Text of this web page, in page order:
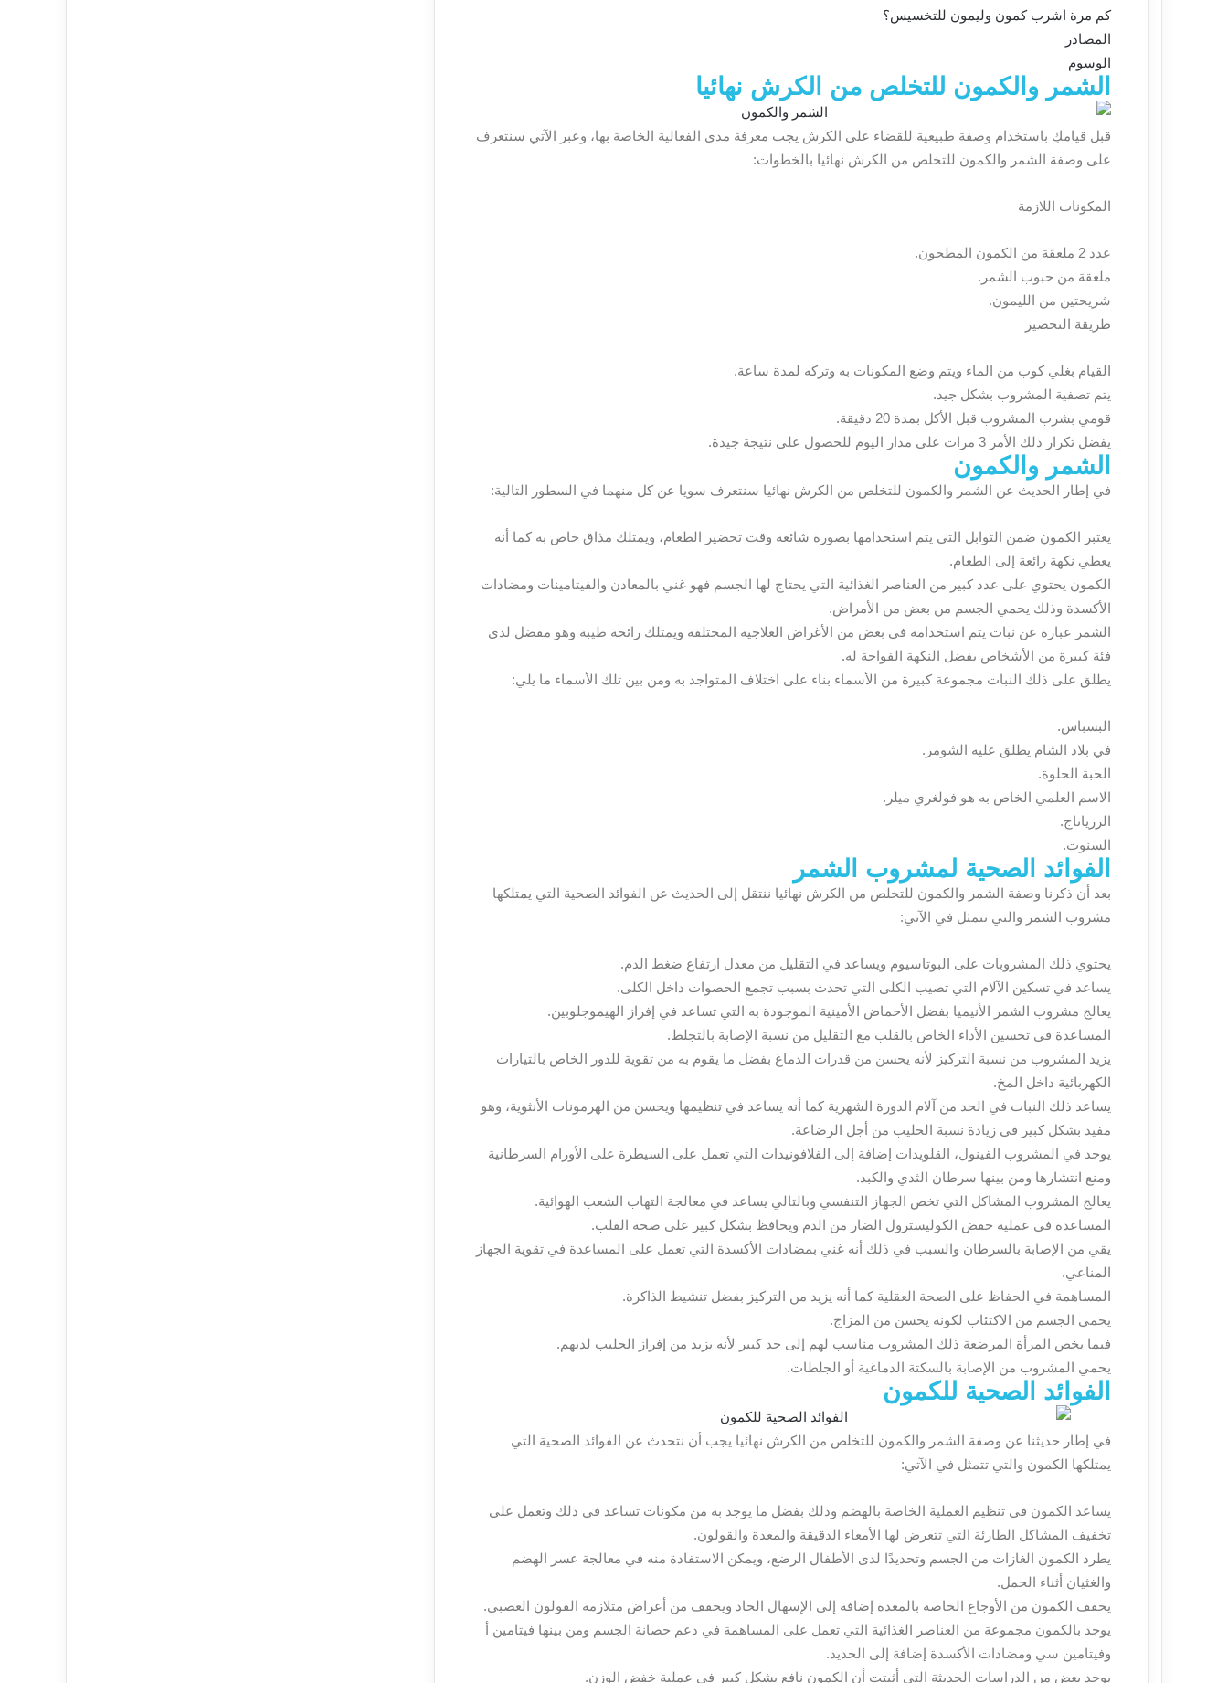
كم مرة اشرب كمون وليمون للتخسيس؟
المصادر
الوسوم
الشمر والكمون للتخلص من الكرش نهائيا
قبل قيامكِ باستخدام وصفة طبيعية للقضاء على الكرش يجب معرفة مدى الفعالية الخاصة بها، وعبر الآتي سنتعرف
على وصفة الشمر والكمون للتخلص من الكرش نهائيا بالخطوات:
المكونات اللازمة
عدد 2 ملعقة من الكمون المطحون.
ملعقة من حبوب الشمر.
شريحتين من الليمون.
طريقة التحضير
القيام بغلي كوب من الماء ويتم وضع المكونات به وتركه لمدة ساعة.
يتم تصفية المشروب بشكل جيد.
قومي بشرب المشروب قبل الأكل بمدة 20 دقيقة.
يفضل تكرار ذلك الأمر 3 مرات على مدار اليوم للحصول على نتيجة جيدة.
الشمر والكمون
في إطار الحديث عن الشمر والكمون للتخلص من الكرش نهائيا سنتعرف سويا عن كل منهما في السطور التالية:
يعتبر الكمون ضمن التوابل التي يتم استخدامها بصورة شائعة وقت تحضير الطعام، ويمتلك مذاق خاص به كما أنه
يعطي نكهة رائعة إلى الطعام.
الكمون يحتوي على عدد كبير من العناصر الغذائية التي يحتاج لها الجسم فهو غني بالمعادن والفيتامينات ومضادات
الأكسدة وذلك يحمي الجسم من بعض من الأمراض.
الشمر عبارة عن نبات يتم استخدامه في بعض من الأغراض العلاجية المختلفة ويمتلك رائحة طيبة وهو مفضل لدى
فئة كبيرة من الأشخاص بفضل النكهة الفواحة له.
يطلق على ذلك النبات مجموعة كبيرة من الأسماء بناء على اختلاف المتواجد به ومن بين تلك الأسماء ما يلي:
البسباس.
في بلاد الشام يطلق عليه الشومر.
الحبة الحلوة.
الاسم العلمي الخاص به هو فولغري ميلر.
الرزياناج.
السنوت.
الفوائد الصحية لمشروب الشمر
بعد أن ذكرنا وصفة الشمر والكمون للتخلص من الكرش نهائيا ننتقل إلى الحديث عن الفوائد الصحية التي يمتلكها
مشروب الشمر والتي تتمثل في الآتي:
يحتوي ذلك المشروبات على البوتاسيوم ويساعد في التقليل من معدل ارتفاع ضغط الدم.
يساعد في تسكين الآلام التي تصيب الكلى التي تحدث بسبب تجمع الحصوات داخل الكلى.
يعالج مشروب الشمر الأنيميا بفضل الأحماض الأمينية الموجودة به التي تساعد في إفراز الهيموجلوبين.
المساعدة في تحسين الأداء الخاص بالقلب مع التقليل من نسبة الإصابة بالتجلط.
يزيد المشروب من نسبة التركيز لأنه يحسن من قدرات الدماغ بفضل ما يقوم به من تقوية للدور الخاص بالتيارات
الكهربائية داخل المخ.
يساعد ذلك النبات في الحد من آلام الدورة الشهرية كما أنه يساعد في تنظيمها ويحسن من الهرمونات الأنثوية، وهو
مفيد بشكل كبير في زيادة نسبة الحليب من أجل الرضاعة.
يوجد في المشروب الفينول، القلويدات إضافة إلى الفلافونيدات التي تعمل على السيطرة على الأورام السرطانية
ومنع انتشارها ومن بينها سرطان الثدي والكبد.
يعالج المشروب المشاكل التي تخص الجهاز التنفسي وبالتالي يساعد في معالجة التهاب الشعب الهوائية.
المساعدة في عملية خفض الكوليسترول الضار من الدم ويحافظ بشكل كبير على صحة القلب.
يقي من الإصابة بالسرطان والسبب في ذلك أنه غني بمضادات الأكسدة التي تعمل على المساعدة في تقوية الجهاز
المناعي.
المساهمة في الحفاظ على الصحة العقلية كما أنه يزيد من التركيز بفضل تنشيط الذاكرة.
يحمي الجسم من الاكتئاب لكونه يحسن من المزاج.
فيما يخص المرأة المرضعة ذلك المشروب مناسب لهم إلى حد كبير لأنه يزيد من إفراز الحليب لديهم.
يحمي المشروب من الإصابة بالسكتة الدماغية أو الجلطات.
الفوائد الصحية للكمون
في إطار حديثنا عن وصفة الشمر والكمون للتخلص من الكرش نهائيا يجب أن نتحدث عن الفوائد الصحية التي
يمتلكها الكمون والتي تتمثل في الآتي:
يساعد الكمون في تنظيم العملية الخاصة بالهضم وذلك بفضل ما يوجد به من مكونات تساعد في ذلك وتعمل على
تخفيف المشاكل الطارئة التي تتعرض لها الأمعاء الدقيقة والمعدة والقولون.
يطرد الكمون الغازات من الجسم وتحديدًا لدى الأطفال الرضع، ويمكن الاستفادة منه في معالجة عسر الهضم
والغثيان أثناء الحمل.
يخفف الكمون من الأوجاع الخاصة بالمعدة إضافة إلى الإسهال الحاد ويخفف من أعراض متلازمة القولون العصبي.
يوجد بالكمون مجموعة من العناصر الغذائية التي تعمل على المساهمة في دعم حصانة الجسم ومن بينها فيتامين أ
وفيتامين سي ومضادات الأكسدة إضافة إلى الحديد.
يوجد بعض من الدراسات الحديثة التي أثبتت أن الكمون نافع بشكل كبير في عملية خفض الوزن.